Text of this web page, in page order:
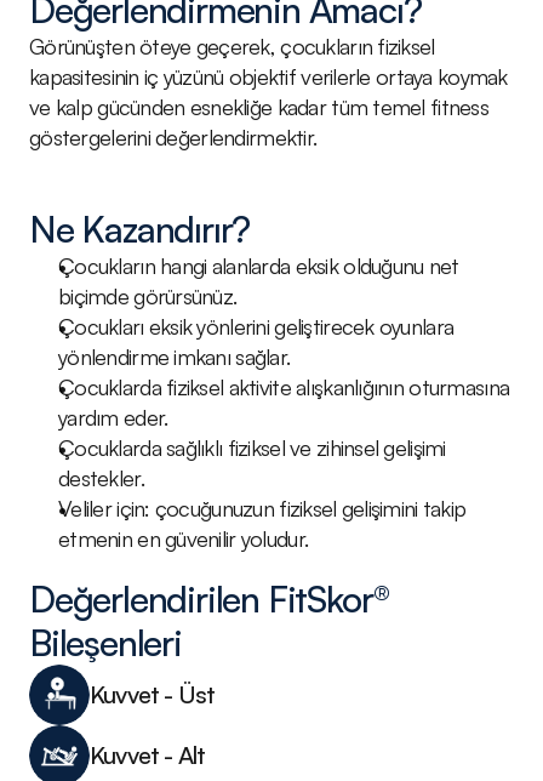
Değerlendirmenin Amacı?
Görünüşten öteye geçerek, çocukların fiziksel
kapasitesinin iç yüzünü objektif verilerle ortaya koymak
ve kalp gücünden esnekliğe kadar tüm temel fitness
göstergelerini değerlendirmektir.
Ne Kazandırır?
Çocukların hangi alanlarda eksik olduğunu net
biçimde görürsünüz.
Çocukları eksik yönlerini geliştirecek oyunlara
yönlendirme imkanı sağlar.
Çocuklarda fiziksel aktivite alışkanlığının oturmasına
yardım eder.
Çocuklarda sağlıklı fiziksel ve zihinsel gelişimi
destekler.
Veliler için: çocuğunuzun fiziksel gelişimini takip
etmenin en güvenilir yoludur.
Değerlendirilen FitSkor®
Bileşenleri